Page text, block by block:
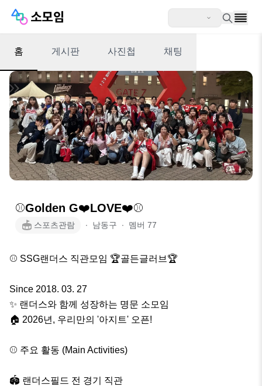
홈 게시판 사진첩 채팅
⚾️Golden G❤️LOVE❤️⚾️
스포츠관람 ∙ 남동구 ∙ 멤버 77
⚾️ SSG랜더스 직관모임 🏆골든글러브🏆
Since 2018. 03. 27
✨ 랜더스와 함께 성장하는 명문 소모임
🏠 2026년, 우리만의 '아지트' 오픈!
⚾️ 주요 활동 (Main Activities)
🏟️ 랜더스필드 전 경기 직관